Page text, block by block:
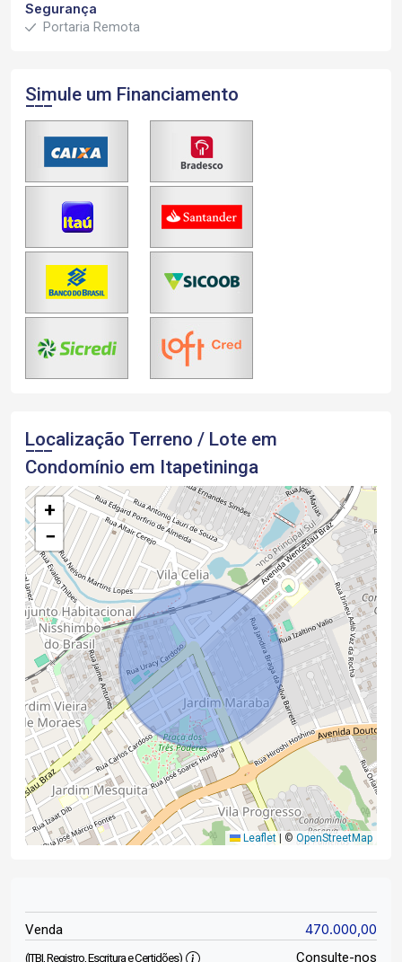
Segurança
Portaria Remota
Simule um Financiamento
Localização Terreno / Lote em
Condomínio em Itapetininga
+
−
Leaflet | © OpenStreetMap
Venda 470.000,00
(ITBI, Registro, Escritura e Certidões) Consulte-nos